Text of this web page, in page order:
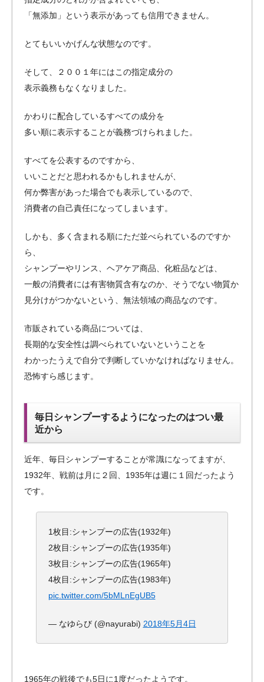
「無添加」という表示があっても信用できません。
とてもいいかげんな状態なのです。
そして、２００１年にはこの指定成分の
表示義務もなくなりました。
かわりに配合しているすべての成分を
多い順に表示することが義務づけられました。
すべてを公表するのですから、
いいことだと思われるかもしれませんが、
何か弊害があった場合でも表示しているので、
消費者の自己責任になってしまいます。
しかも、多く含まれる順にただ並べられているのですか
ら、
シャンプーやリンス、ヘアケア商品、化粧品などは、
一般の消費者には有害物質含有なのか、そうでない物質か
見分けがつかないという、無法領域の商品なのです。
市販されている商品については、
長期的な安全性は調べられていないということを
わかったうえで自分で判断していかなければなりません。
恐怖すら感じます。
毎日シャンプーするようになったのはつい最
近から
近年、毎日シャンプーすることが常識になってますが、
1932年、戦前は月に２回、1935年は週に１回だったよう
です。
1枚目:シャンプーの広告(1932年)
2枚目:シャンプーの広告(1935年)
3枚目:シャンプーの広告(1965年)
4枚目:シャンプーの広告(1983年)
pic.twitter.com/5bMLnEgUB5
— なゆらび (@nayurabi) 2018年5月4日
1965年の戦後でも5日に1度だったようです。